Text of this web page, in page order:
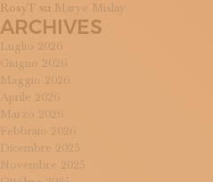
RosyT su Marye Mislay
ARCHIVES
Luglio 2026
Giugno 2026
Maggio 2026
Aprile 2026
Marzo 2026
Febbraio 2026
Dicembre 2025
Novembre 2025